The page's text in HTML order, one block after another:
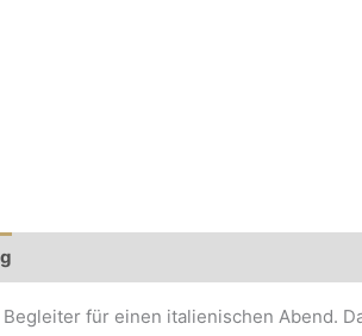
für einen italienischen Abend.